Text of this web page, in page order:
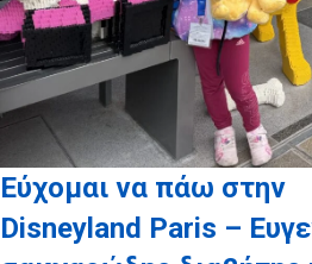
Εύχομαι να πάω στην
Disneyland Paris –